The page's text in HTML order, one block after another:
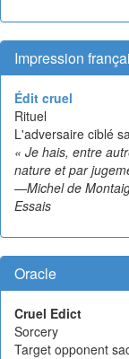
Impression
Édit cruel
Rituel
L'adversaire ciblé
« Je hais, entre
nature et par
—Michel de
Essais
Oracle
Cruel Edict
Sorcery
Target opponent